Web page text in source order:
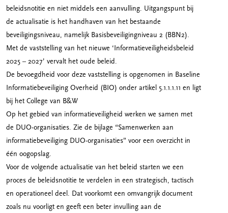
beleidsnotitie en niet middels een aanvulling. Uitgangspunt bij
de actualisatie is het handhaven van het bestaande
beveiligingsniveau, namelijk Basisbeveiligingniveau 2 (BBN2).
Met de vaststelling van het nieuwe ‘Informatieveiligheidsbeleid
2025 – 2027’ vervalt het oude beleid.
De bevoegdheid voor deze vaststelling is opgenomen in Baseline
Informatiebeveiliging Overheid (BIO) onder artikel 5.1.1.1.11 en ligt
bij het College van B&W
Op het gebied van informatieveiligheid werken we samen met
de DUO-organisaties. Zie de bijlage “Samenwerken aan
informatiebeveiliging DUO-organisaties” voor een overzicht in
één oogopslag.
Voor de volgende actualisatie van het beleid starten we een
proces de beleidsnotitie te verdelen in een strategisch, tactisch
en operationeel deel. Dat voorkomt een omvangrijk document
zoals nu voorligt en geeft een beter invulling aan de